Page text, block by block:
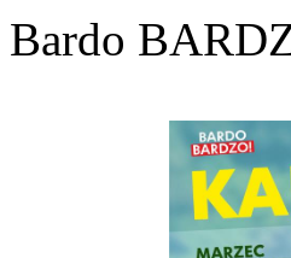
Bardo